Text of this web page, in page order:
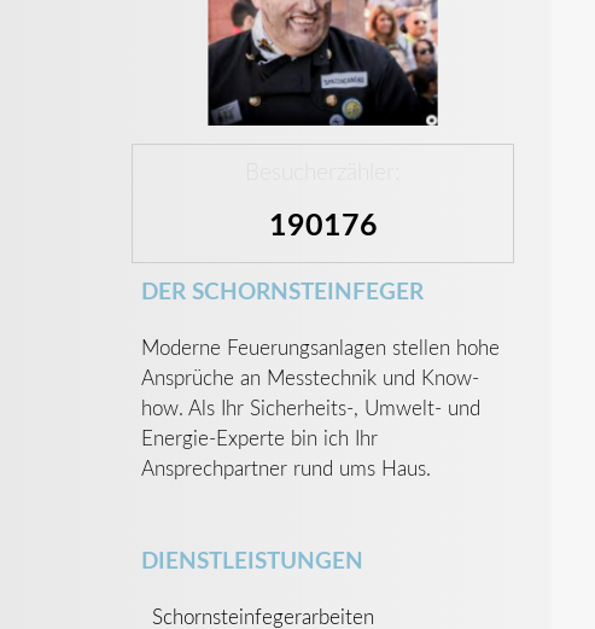
190176
DER SCHORNSTEINFEGER
Moderne Feuerungsanlagen stellen hohe
Ansprüche an Messtechnik und Know-
how. Als Ihr Sicherheits-, Umwelt- und
Energie-Experte bin ich Ihr
Ansprechpartner rund ums Haus.
DIENSTLEISTUNGEN
Schornsteinfegerarbeiten